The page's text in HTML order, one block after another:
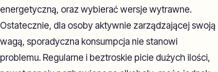
energetyczną, oraz wybierać wersje wytrawne.
Ostatecznie, dla osoby aktywnie zarządzającej swoją
wagą, sporadyczna konsumpcja nie stanowi
problemu. Regularne i beztroskie picie dużych ilości,